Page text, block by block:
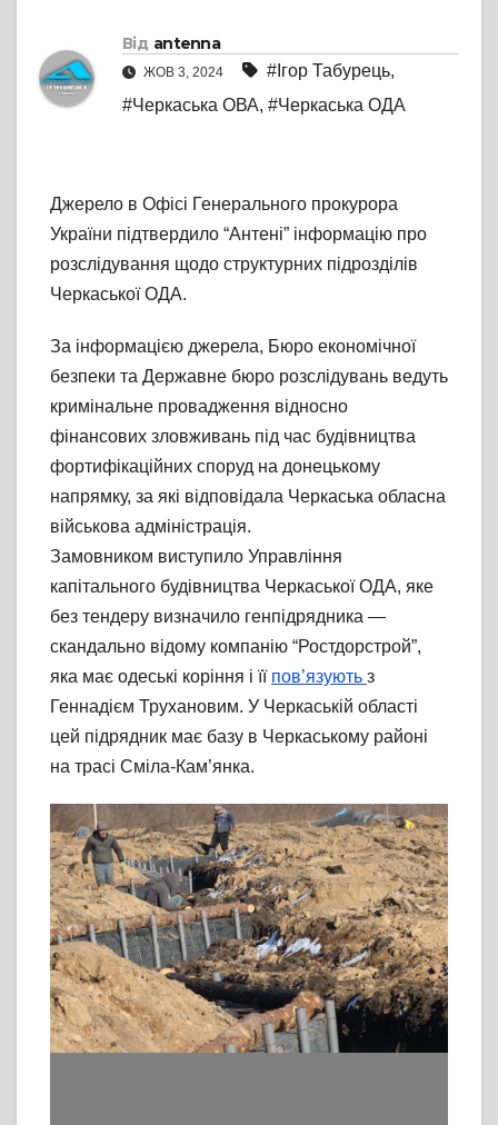
Від antenna
ЖОВ 3, 2024 #Ігор Табурець,
#Черкаська ОВА, #Черкаська ОДА
Джерело в Офісі Генерального прокурора
України підтвердило “Антені” інформацію про
розслідування щодо структурних підрозділів
Черкаської ОДА.
За інформацією джерела, Бюро економічної
безпеки та Державне бюро розслідувань ведуть
кримінальне провадження відносно
фінансових зловживань під час будівництва
фортифікаційних споруд на донецькому
напрямку, за які відповідала Черкаська обласна
військова адміністрація.
Замовником виступило Управління
капітального будівництва Черкаської ОДА, яке
без тендеру визначило генпідрядника —
скандально відому компанію “Ростдорстрой”,
яка має одеські коріння і її пов’язують з
Геннадієм Трухановим. У Черкаській області
цей підрядник має базу в Черкаському районі
на трасі Сміла-Кам’янка.